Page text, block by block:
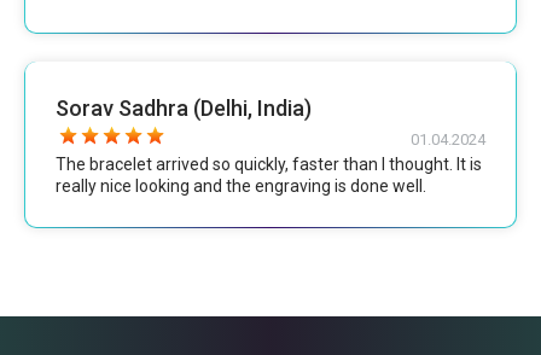
Sorav Sadhra (Delhi, India)
01.04.2024
The bracelet arrived so quickly, faster than I thought. It is
really nice looking and the engraving is done well.